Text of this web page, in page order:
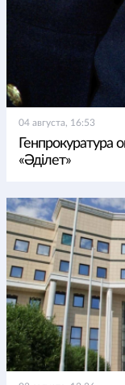
04 августа, 16:53
Генпрокуратура
«Әділет»